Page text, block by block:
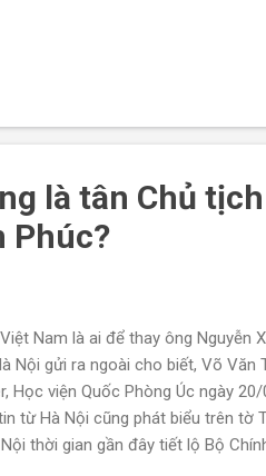
là tân Chủ
Phúc?
Nam là ai để thay ông
Nội gửi ra ngoài cho biết, Võ
Học viện Quốc Phòng Úc ngày
từ Hà Nội cũng phát biểu trên
thời gian gần đây tiết lộ Bộ